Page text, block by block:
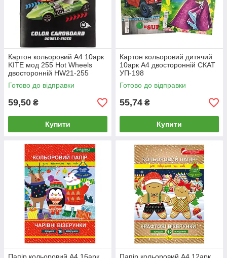
Картон кольоровий А4 10арк
KITE мод 255 Hot Wheels
двосторонній HW21-255
Готово до відправки
59,50 ₴
Купити
Картон кольоровий дитячий
10арк А4 двосторонній СКАТ
УП-198
Готово до відправки
55,74 ₴
Купити